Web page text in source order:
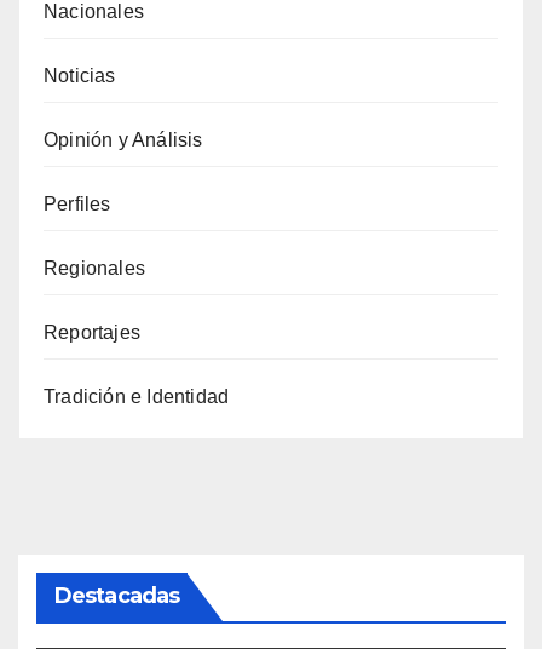
Nacionales
Noticias
Opinión y Análisis
Perfiles
Regionales
Reportajes
Tradición e Identidad
Destacadas